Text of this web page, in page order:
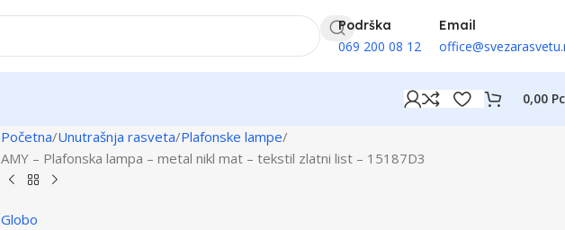
Podrška
069 200 08 12
Email
0,00
Početna Unutrašnja rasveta Plafonske lampe
AMY – Plafonska lampa – metal nikl mat – tekstil zlatni list – 15187D3
Globo